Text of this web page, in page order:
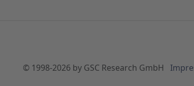
© 1998-2026by GSC Research GmbH